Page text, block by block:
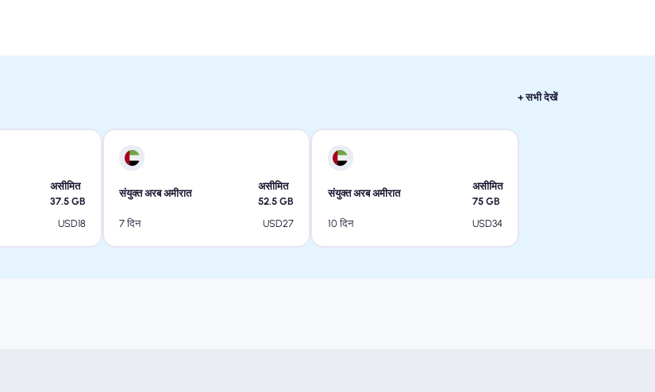
+ सभी देखें
असीमित
37.5 GB
USD18
संयुक्त अरब अमीरात
असीमित
52.5 GB
7 दिन
USD27
संयुक्त अरब अमीरात
असीमित
75 GB
10 दिन
USD34